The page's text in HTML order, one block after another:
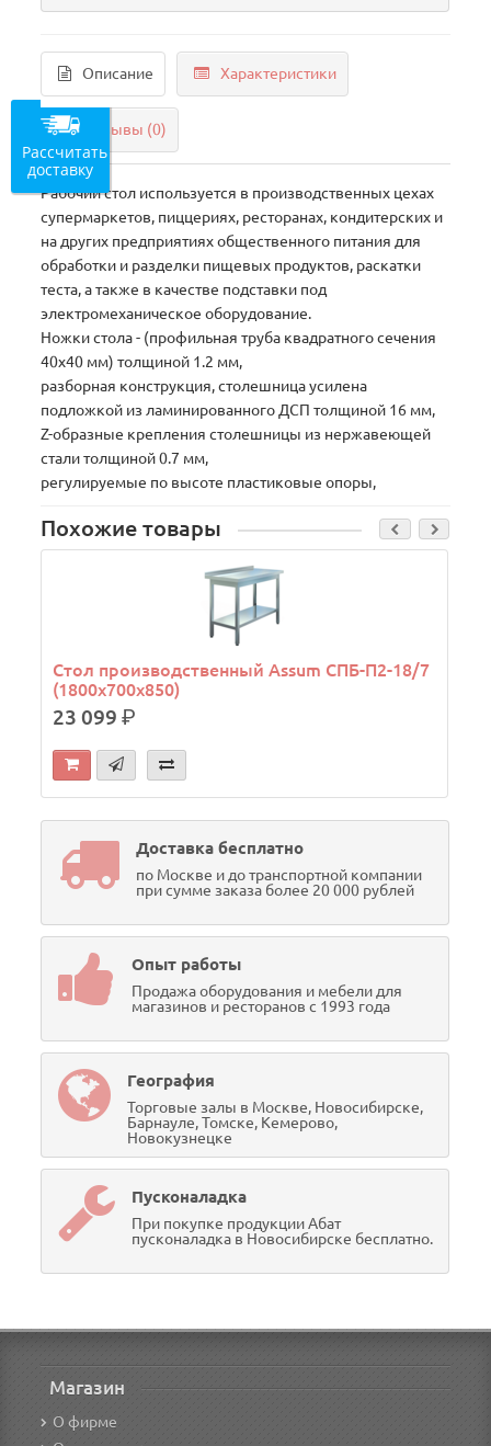
Описание Характеристики
Отзывы (0)
Рабочий стол используется в производственных цехах
супермаркетов, пиццериях, ресторанах, кондитерских и
на других предприятиях общественного питания для
обработки и разделки пищевых продуктов, раскатки
теста, а также в качестве подставки под
электромеханическое оборудование.
Ножки стола - (профильная труба квадратного сечения
40х40 мм) толщиной 1.2 мм,
разборная конструкция, столешница усилена
подложкой из ламинированного ДСП толщиной 16 мм,
Z-образные крепления столешницы из нержавеющей
стали толщиной 0.7 мм,
регулируемые по высоте пластиковые опоры,
Похожие товары
Стол производственный Assum СПБ-П2-18/7
(1800х700х850)
23 099р.
Доставка бесплатно
по Москве и до транспортной компании
при сумме заказа более 20 000 рублей
Опыт работы
Продажа оборудования и мебели для
магазинов и ресторанов с 1993 года
География
Торговые залы в Москве, Новосибирске,
Барнауле, Томске, Кемерово,
Новокузнецке
Пусконаладка
При покупке продукции Абат
пусконаладка в Новосибирске бесплатно.
Магазин
О фирме
Рассчитать
доставку